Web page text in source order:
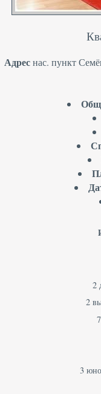
Адреснас. пункт
2
2
3